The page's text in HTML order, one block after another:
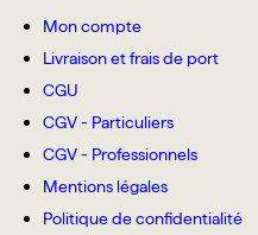
Mon compte
Livraison et frais de port
CGU
CGV - Particuliers
CGV - Professionnels
Mentions légales
Politique de confidentialité